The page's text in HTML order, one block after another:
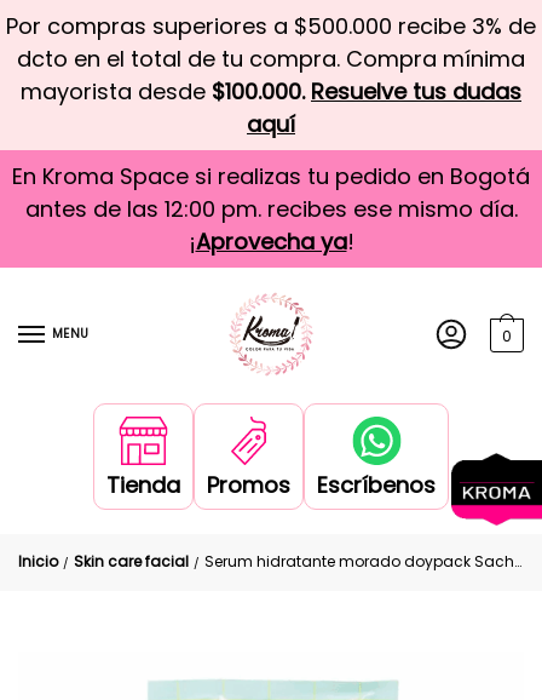
Por compras superiores a $500.000 recibe 3% de
dcto en el total de tu compra. Compra mínima
mayorista desde $100.000. Resuelve tus dudas
aquí
En Kroma Space si realizas tu pedido en Bogotá
antes de las 12:00 pm. recibes ese mismo día.
¡Aprovecha ya!
MENU 0
Tienda Promos Escríbenos
Inicio / Skin care facial / Serum hidratante morado doypack Sachet Trendy